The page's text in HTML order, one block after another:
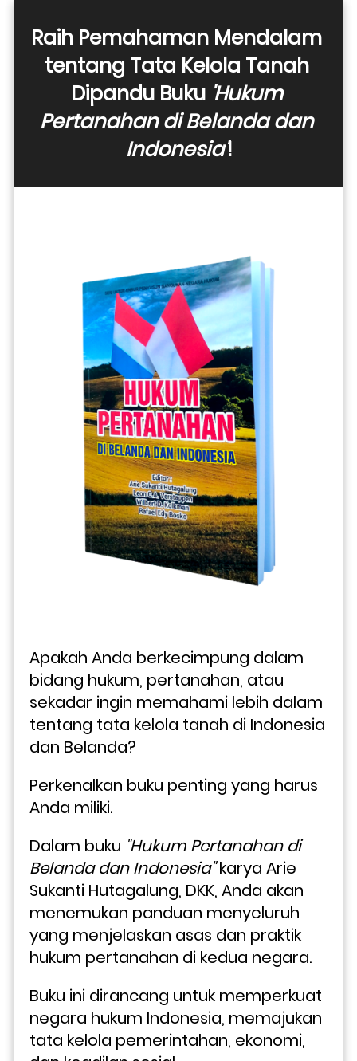
Raih Pemahaman Mendalam
tentang Tata Kelola Tanah
Dipandu Buku 'Hukum
Pertanahan di Belanda dan
Indonesia'!
Apakah Anda berkecimpung dalam
bidang hukum, pertanahan, atau
sekadar ingin memahami lebih dalam
tentang tata kelola tanah di Indonesia
dan Belanda?
Perkenalkan buku penting yang harus
Anda miliki.
Dalam buku "Hukum Pertanahan di
Belanda dan Indonesia" karya Arie
Sukanti Hutagalung, DKK, Anda akan
menemukan panduan menyeluruh
yang menjelaskan asas dan praktik
hukum pertanahan di kedua negara.
Buku ini dirancang untuk memperkuat
negara hukum Indonesia, memajukan
tata kelola pemerintahan, ekonomi,